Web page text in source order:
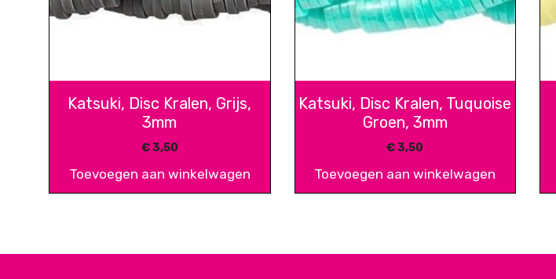
Katsuki, Disc Kralen, Grijs,
3mm
€3,50
Toevoegen aan winkelwagen
Katsuki, Disc Kralen, Tuquoise
Groen, 3mm
€3,50
Toevoegen aan winkelwagen